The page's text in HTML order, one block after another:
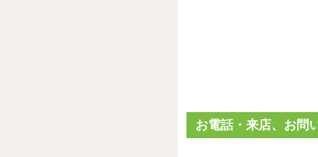
お電話・来店、お問